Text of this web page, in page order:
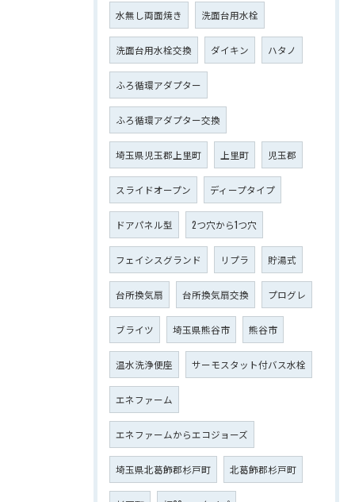
水無し両面焼き 洗面台用水栓
洗面台用水栓交換 ダイキン ハタノ
ふろ循環アダプター
ふろ循環アダプター交換
埼玉県児玉郡上里町 上里町 児玉郡
スライドオープン ディープタイプ
ドアパネル型 2つ穴から1つ穴
フェイシスグランド リプラ 貯湯式
台所換気扇 台所換気扇交換 プログレ
ブライツ 埼玉県熊谷市 熊谷市
温水洗浄便座 サーモスタット付バス水栓
エネファーム
エネファームからエコジョーズ
埼玉県北葛飾郡杉戸町 北葛飾郡杉戸町